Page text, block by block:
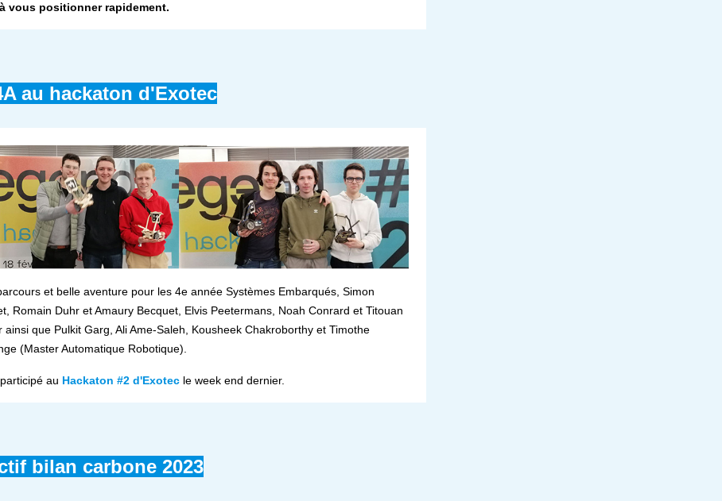
vous positionner rapidement.
au hackaton d'Exotec
et belle aventure pour les 4e année Systèmes Embarqués, Simon
Romain Duhr et Amaury Becquet, Elvis Peetermans, Noah Conrard et Titouan
ainsi que Pulkit Garg, Ali Ame-Saleh, Kousheek Chakroborthy et Timothe
(Master Automatique Robotique).
au Hackaton #2 d'Exotec le week end dernier.
bilan carbone 2023